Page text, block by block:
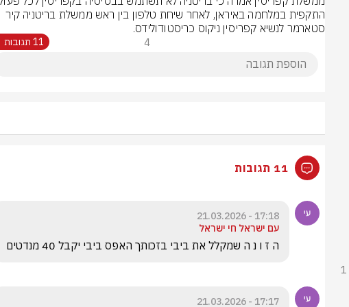
התקפית במלחמה באיראן, לאחר שיחת טלפון בין ראש ממשלת בריטניה קיר
סטארמר לנשיא קפריסין ניקוס כריסטודולידס.
4 11 תגובות
11 תגובות
17:18 - 21.03.2026
עם ישראל חי ישראל
ה ז ו נ ה שמקלל את ביבי בזכותך האפס ביבי יקבל 40 מנדטים
1
17:17 - 21.03.2026